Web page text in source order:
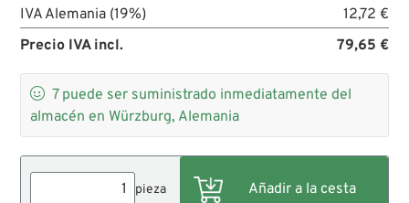
IVA Alemania (19%)
12,72 €
Precio IVA incl.
79,65 €
 7 puede ser suministrado inmediatamente del
almacén en Würzburg, Alemania
pieza